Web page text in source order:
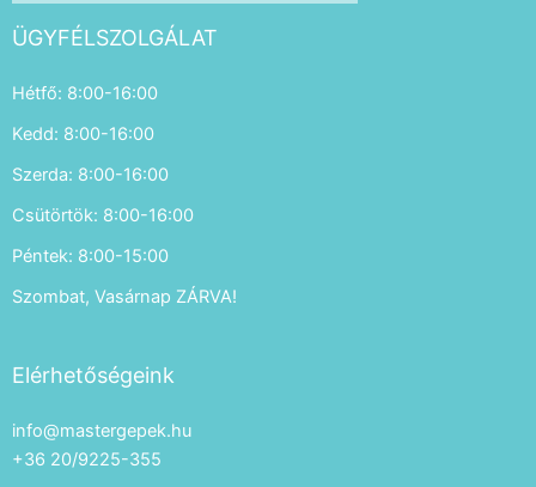
ÜGYFÉLSZOLGÁLAT
Hétfő: 8:00-16:00
Kedd: 8:00-16:00
Szerda: 8:00-16:00
Csütörtök: 8:00-16:00
Péntek: 8:00-15:00
Szombat, Vasárnap ZÁRVA!
Elérhetőségeink
info@mastergepek.hu
+36 20/9225-355